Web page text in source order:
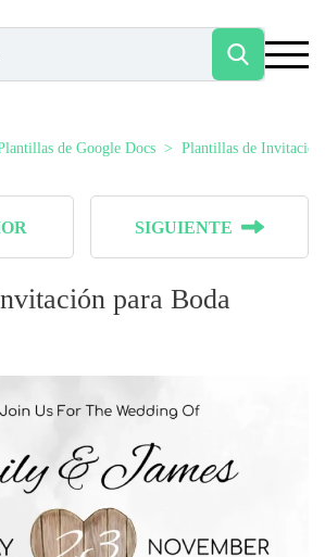
de Google Docs Plantillas de Invitación
SIGUIENTE
para Boda